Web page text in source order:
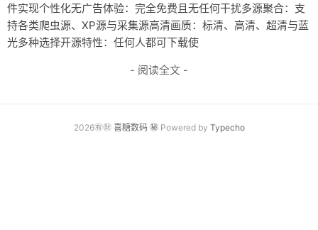
件实现个性化无广告体验：完全免费且无任何干扰多源聚合：支
持各类爬虫源、XP源与采集源高清画质：标清、高清、超清与蓝
光多种选择开源特性：任何人都可下载使
- 阅读全文 -
2026㊒㊖ 喜糖数码㊙ Powered by Typecho